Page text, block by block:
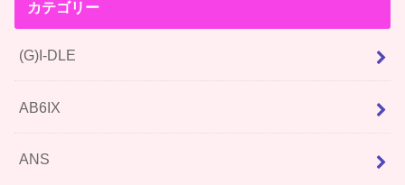
カテゴリー
(G)I-DLE
AB6IX
ANS